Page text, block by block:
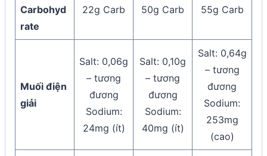
Carbohyd
rate
22g Carb 50g Carb 55g Carb
Muối điện
giải
Salt: 0,06g
– tương
đương
Sodium:
24mg (ít)
Salt: 0,10g
– tương
đương
Sodium:
40mg (ít)
Salt: 0,64g
– tương
đương
Sodium:
253mg
(cao)